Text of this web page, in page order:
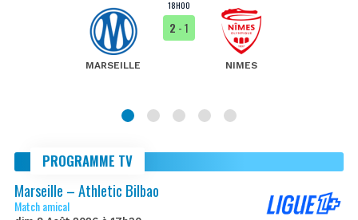
18H00
MARSEILLE
2 - 1
NIMES
PROGRAMME TV
Marseille – Athletic Bilbao
Match amical